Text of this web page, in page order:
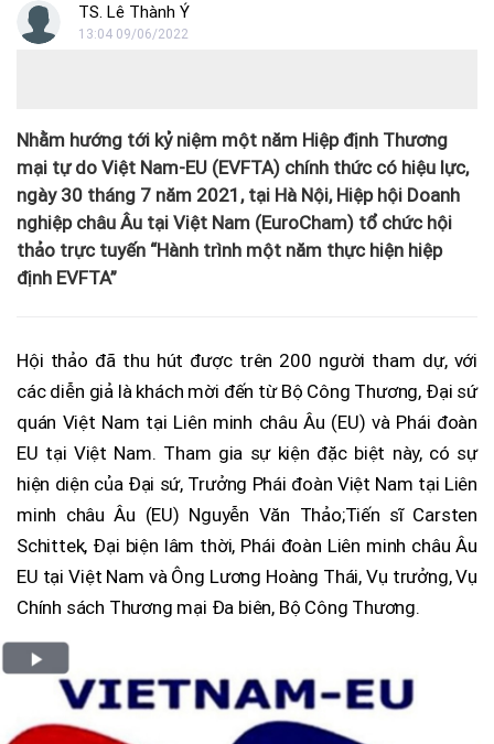
TS. Lê Thành Ý
13:04 09/06/2022
Nhằm hướng tới kỷ niệm một năm Hiệp định Thương
mại tự do Việt Nam-EU (EVFTA) chính thức có hiệu lực,
ngày 30 tháng 7 năm 2021, tại Hà Nội, Hiệp hội Doanh
nghiệp châu Âu tại Việt Nam (EuroCham) tổ chức hội
thảo trực tuyến “Hành trình một năm thực hiện hiệp
định EVFTA”
Hội thảo đã thu hút được trên 200 người tham dự, với
các diễn giả là khách mời đến từ Bộ Công Thương, Đại sứ
quán Việt Nam tại Liên minh châu Âu (EU) và Phái đoàn
EU tại Việt Nam. Tham gia sự kiện đặc biệt này, có sự
hiện diện của Đại sứ, Trưởng Phái đoàn Việt Nam tại Liên
minh châu Âu (EU) Nguyễn Văn Thảo;Tiến sĩ Carsten
Schittek, Đại biện lâm thời, Phái đoàn Liên minh châu Âu
EU tại Việt Nam và Ông Lương Hoàng Thái, Vụ trưởng, Vụ
Chính sách Thương mại Đa biên, Bộ Công Thương.